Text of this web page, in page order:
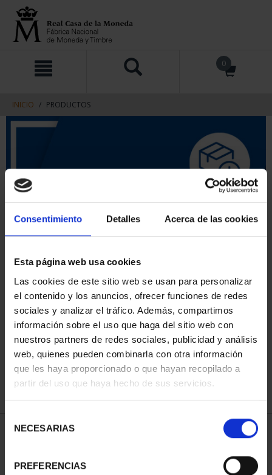
Consentimiento Detalles Acerca de las cookies
Esta página web usa cookies
Las cookies de este sitio web se usan para personalizar
el contenido y los anuncios, ofrecer funciones de redes
sociales y analizar el tráfico. Además, compartimos
información sobre el uso que haga del sitio web con
nuestros partners de redes sociales, publicidad y análisis
web, quienes pueden combinarla con otra información
que les haya proporcionado o que hayan recopilado a
partir del uso que haya hecho de sus servicios.
NECESARIAS
PREFERENCIAS
contenido
navegacin
0
INICIO PRODUCTOS
ORDENAR POR:
REFINAR
1 Productos encontrados